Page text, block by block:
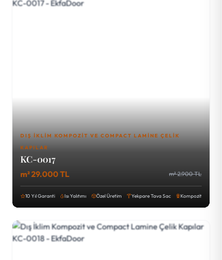
DIŞ İKLIM KOMPOZIT VE COMPACT LAMINE ÇELIK
KAPILAR
KC-0017
m² 29.000 TL m² 2.900 TL
10 Yıl Garanti Isı Yalıtımı Özel Üretim Yekpare Tava Sac Kompozit